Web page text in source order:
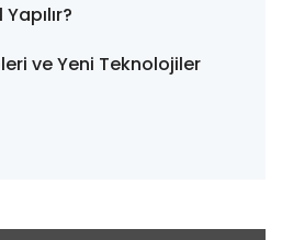
ve Yeni Teknolojiler